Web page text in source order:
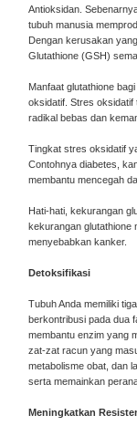
Antioksidan.
tubuh manusia
Dengan kerusakan
Glutathione (GSH)
Manfaat glutathione
oksidatif. Stres
radikal bebas dan
Tingkat stres oksidatif
Contohnya diabetes,
membantu mencegah
Hati-hati, kekurangan
kekurangan glutathione
menyebabkan kanker.
Detoksifikasi
Tubuh Anda memiliki
berkontribusi pada dua
membantu enzim yang
zat-zat racun yang
metabolisme obat, dan
serta memainkan
Meningkatkan